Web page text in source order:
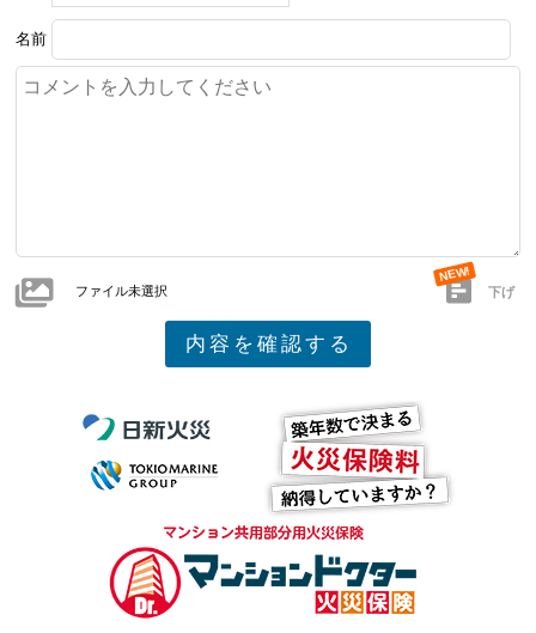
名前
ファイル未選択 下げ